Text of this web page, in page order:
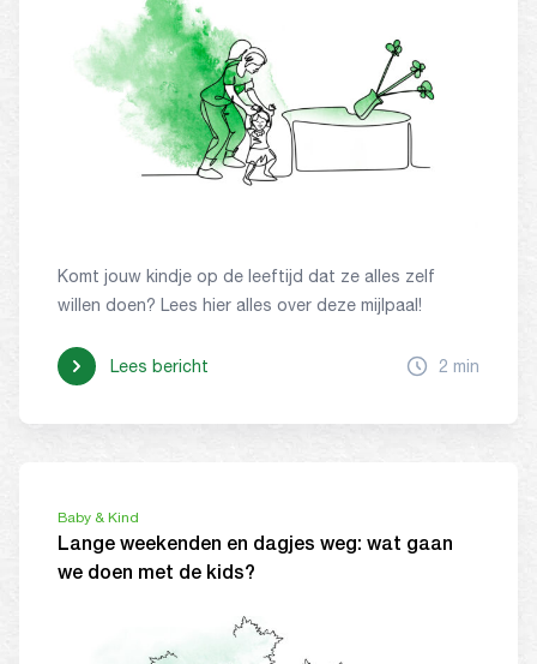
Komt jouw kindje op de leeftijd dat ze alles zelf
willen doen? Lees hier alles over deze mijlpaal!
Lees bericht 2 min
Baby & Kind
Lange weekenden en dagjes weg: wat gaan
we doen met de kids?